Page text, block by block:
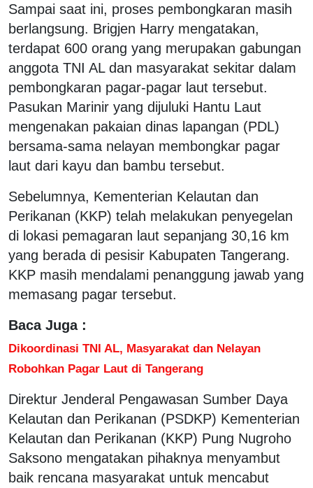
Sampai saat ini, proses pembongkaran masih
berlangsung. Brigjen Harry mengatakan,
terdapat 600 orang yang merupakan gabungan
anggota TNI AL dan masyarakat sekitar dalam
pembongkaran pagar-pagar laut tersebut.
Pasukan Marinir yang dijuluki Hantu Laut
mengenakan pakaian dinas lapangan (PDL)
bersama-sama nelayan membongkar pagar
laut dari kayu dan bambu tersebut.
Sebelumnya, Kementerian Kelautan dan
Perikanan (KKP) telah melakukan penyegelan
di lokasi pemagaran laut sepanjang 30,16 km
yang berada di pesisir Kabupaten Tangerang.
KKP masih mendalami penanggung jawab yang
memasang pagar tersebut.
Baca Juga :
Dikoordinasi TNI AL, Masyarakat dan Nelayan
Robohkan Pagar Laut di Tangerang
Direktur Jenderal Pengawasan Sumber Daya
Kelautan dan Perikanan (PSDKP) Kementerian
Kelautan dan Perikanan (KKP) Pung Nugroho
Saksono mengatakan pihaknya menyambut
baik rencana masyarakat untuk mencabut